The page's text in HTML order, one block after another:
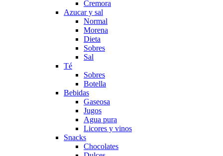
Cremora
Azucar y sal
Normal
Morena
Dieta
Sobres
Sal
Té
Sobres
Botella
Bebidas
Gaseosa
Jugos
Agua pura
Licores y vinos
Snacks
Chocolates